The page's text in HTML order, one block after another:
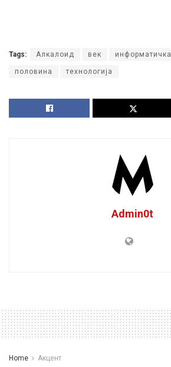
Tags: Алкалоид век информатичкa
половина технологија
Admin0t
Home Акцент